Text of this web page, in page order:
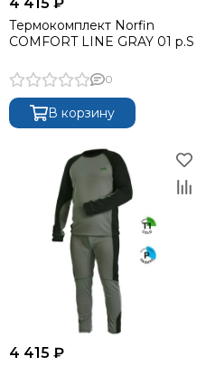
Термокомплект Norfin
COMFORT LINE GRAY 01 р.S
0
В корзину
4 415 ₽